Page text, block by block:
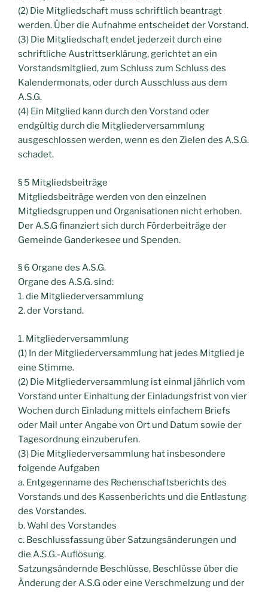
(2) Die Mitgliedschaft muss schriftlich beantragt
werden. Über die Aufnahme entscheidet der Vorstand.
(3) Die Mitgliedschaft endet jederzeit durch eine
schriftliche Austrittserklärung, gerichtet an ein
Vorstandsmitglied, zum Schluss zum Schluss des
Kalendermonats, oder durch Ausschluss aus dem
A.S.G.
(4) Ein Mitglied kann durch den Vorstand oder
endgültig durch die Mitgliederversammlung
ausgeschlossen werden, wenn es den Zielen des A.S.G.
schadet.
§ 5 Mitgliedsbeiträge
Mitgliedsbeiträge werden von den einzelnen
Mitgliedsgruppen und Organisationen nicht erhoben.
Der A.S.G finanziert sich durch Förderbeiträge der
Gemeinde Ganderkesee und Spenden.
§ 6 Organe des A.S.G.
Organe des A.S.G. sind:
1. die Mitgliederversammlung
2. der Vorstand.
1. Mitgliederversammlung
(1) In der Mitgliederversammlung hat jedes Mitglied je
eine Stimme.
(2) Die Mitgliederversammlung ist einmal jährlich vom
Vorstand unter Einhaltung der Einladungsfrist von vier
Wochen durch Einladung mittels einfachem Briefs
oder Mail unter Angabe von Ort und Datum sowie der
Tagesordnung einzuberufen.
(3) Die Mitgliederversammlung hat insbesondere
folgende Aufgaben
a. Entgegenname des Rechenschaftsberichts des
Vorstands und des Kassenberichts und die Entlastung
des Vorstandes.
b. Wahl des Vorstandes
c. Beschlussfassung über Satzungsänderungen und
die A.S.G.-Auflösung.
Satzungsändernde Beschlüsse, Beschlüsse über die
Änderung der A.S.G oder eine Verschmelzung und der